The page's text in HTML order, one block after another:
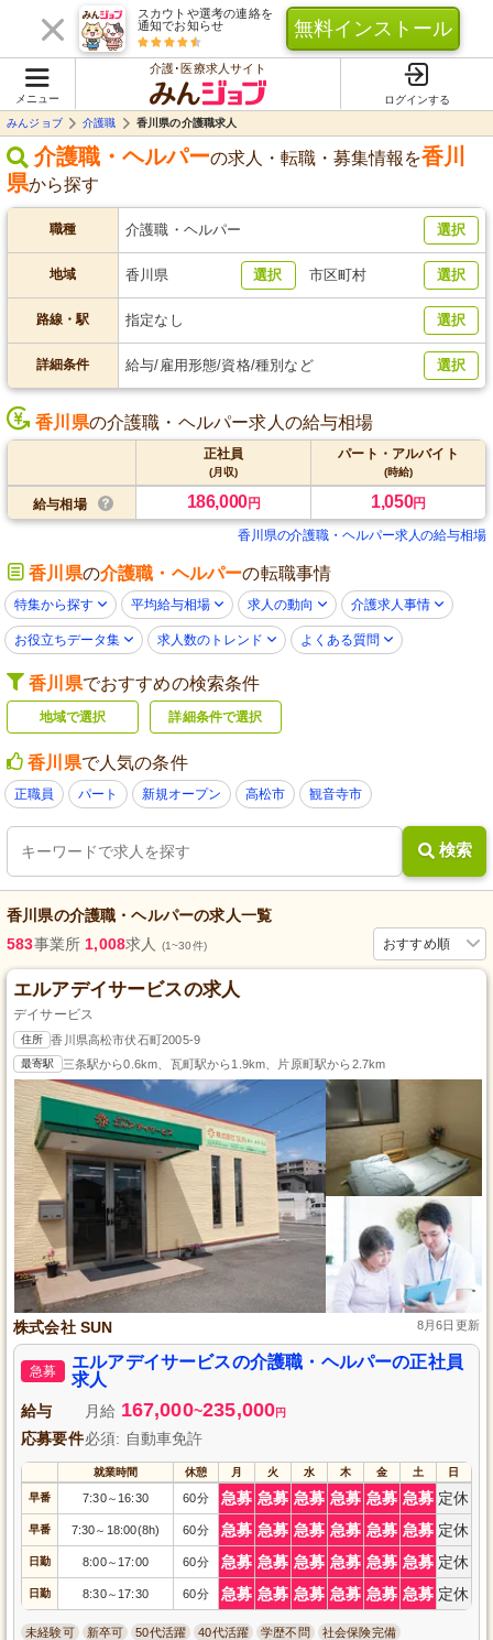
スカウトや選考の連絡を
通知でお知らせ
無料インストール
メニュー
介護･医療求人サイト
ログインする
みんジョブ
介護職 香川県の介護職求人
介護職・ヘルパーの求人・転職・募集情報を香川
県から探す
職種 介護職・ヘルパー 選択
地域 香川県 選択 市区町村 選択
路線・駅 指定なし 選択
詳細条件 給与/雇用形態/資格/種別など 選択
香川県の介護職・ヘルパー求人の給与相場
正社員
(月収)
パート・アルバイト
(時給)
給与相場 186,000円 1,050円
香川県の介護職・ヘルパー求人の給与相場
香川県の介護職・ヘルパーの転職事情
特集から探す 平均給与相場 求人の動向 介護求人事情
お役立ちデータ集 求人数のトレンド よくある質問
香川県でおすすめの検索条件
地域で選択 詳細条件で選択
香川県で人気の条件
正職員 パート 新規オープン 高松市 観音寺市
検索
香川県の介護職・ヘルパーの求人一覧
おすすめ順
583事業所 1,008求人 (1~30件)
エルアデイサービスの求人
デイサービス
住所 香川県高松市伏石町2005-9
最寄駅 三条駅から0.6km、瓦町駅から1.9km、片原町駅から2.7km
株式会社 SUN 8月6日更新
急募
エルアデイサービスの介護職・ヘルパーの正社員
求人
給与 月給 167,000~235,000円
応募要件必須: 自動車免許
就業時間 休憩 月 火 水 木 金 土 日
早番 7:30～ 16:30 60分 急募 急募 急募 急募 急募 急募 定休
早番 7:30～ 18:00(8h) 60分 急募 急募 急募 急募 急募 急募 定休
日勤 8:00～ 17:00 60分 急募 急募 急募 急募 急募 急募 定休
日勤 8:30～ 17:30 60分 急募 急募 急募 急募 急募 急募 定休
未経験可 新卒可 50代活躍 40代活躍 学歴不問 社会保険完備